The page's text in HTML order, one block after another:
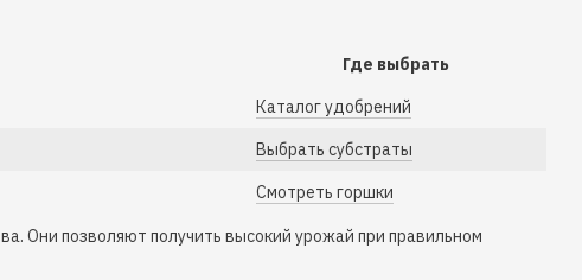
Где выбрать
Каталог удобрений
Выбрать субстраты
Смотреть горшки
Они позволяют получить высокий урожай при правильном